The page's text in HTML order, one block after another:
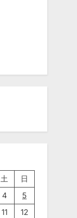
土
日
4
5
11
12